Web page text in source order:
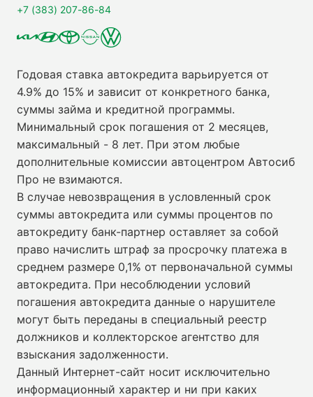
+7 (383) 207-86-84
Годовая ставка автокредита варьируется от
4.9% до 15% и зависит от конкретного банка,
суммы займа и кредитной программы.
Минимальный срок погашения от 2 месяцев,
максимальный - 8 лет. При этом любые
дополнительные комиссии автоцентром Автосиб
Про не взимаются.
В случае невозвращения в условленный срок
суммы автокредита или суммы процентов по
автокредиту банк-партнер оставляет за собой
право начислить штраф за просрочку платежа в
среднем размере 0,1% от первоначальной суммы
автокредита. При несоблюдении условий
погашения автокредита данные о нарушителе
могут быть переданы в специальный реестр
должников и коллекторское агентство для
взыскания задолженности.
Данный Интернет-сайт носит исключительно
информационный характер и ни при каких